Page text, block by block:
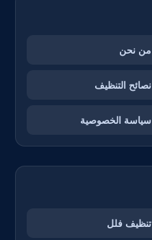
من نحن
نصائح التنظيف
سياسة الخصوصية
تنظيف فلل